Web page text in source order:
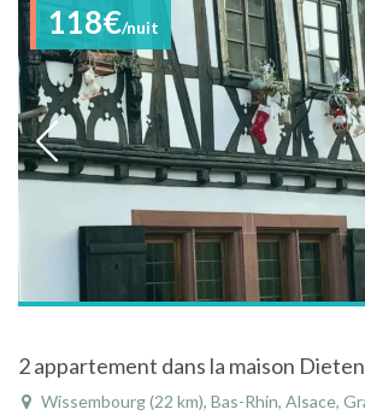
118€/nuit
2 appartement dans la maison
Wissembourg (22 km), Bas-Rhin, Alsace,